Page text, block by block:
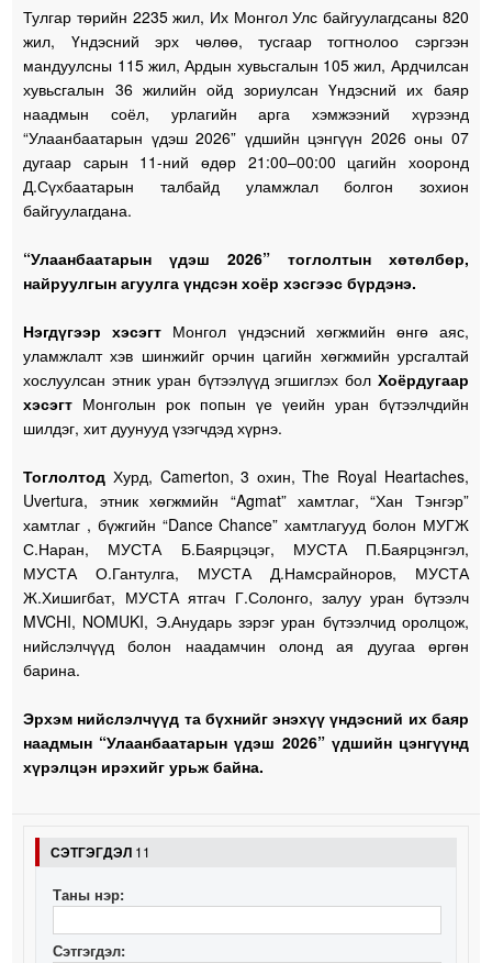
Тулгар төрийн 2235 жил, Их Монгол Улс байгуулагдсаны 820
жил, Үндэсний эрх чөлөө, тусгаар тогтнолоо сэргээн
мандуулсны 115 жил, Ардын хувьсгалын 105 жил, Ардчилсан
хувьсгалын 36 жилийн ойд зориулсан Үндэсний их баяр
наадмын соёл, урлагийн арга хэмжээний хүрээнд
“Улаанбаатарын үдэш 2026” үдшийн цэнгүүн 2026 оны 07
дугаар сарын 11-ний өдөр 21:00–00:00 цагийн хооронд
Д.Сүхбаатарын талбайд уламжлал болгон зохион
байгуулагдана.
“Улаанбаатарын үдэш 2026” тоглолтын хөтөлбөр,
найруулгын агуулга үндсэн хоёр хэсгээс бүрдэнэ.
Нэгдүгээр хэсэгт Монгол үндэсний хөгжмийн өнгө аяс,
уламжлалт хэв шинжийг орчин цагийн хөгжмийн урсгалтай
хослуулсан этник уран бүтээлүүд эгшиглэх бол Хоёрдугаар
хэсэгт Монголын рок попын үе үеийн уран бүтээлчдийн
шилдэг, хит дуунууд үзэгчдэд хүрнэ.
Тоглолтод Хурд, Camerton, 3 охин, The Royal Heartaches,
Uvertura, этник хөгжмийн “Agmat” хамтлаг, “Хан Тэнгэр”
хамтлаг , бүжгийн “Dance Chance” хамтлагууд болон МУГЖ
С.Наран, МУСТА Б.Баярцэцэг, МУСТА П.Баярцэнгэл,
МУСТА О.Гантулга, МУСТА Д.Намсрайноров, МУСТА
Ж.Хишигбат, МУСТА ятгач Г.Солонго, залуу уран бүтээлч
MVCHI, NOMUKI, Э.Анударь зэрэг уран бүтээлчид оролцож,
нийслэлчүүд болон наадамчин олонд ая дуугаа өргөн
барина.
Эрхэм нийслэлчүүд та бүхнийг энэхүү үндэсний их баяр
наадмын “Улаанбаатарын үдэш 2026” үдшийн цэнгүүнд
хүрэлцэн ирэхийг урьж байна.
СЭТГЭГДЭЛ 11
Таны нэр:
Сэтгэгдэл: